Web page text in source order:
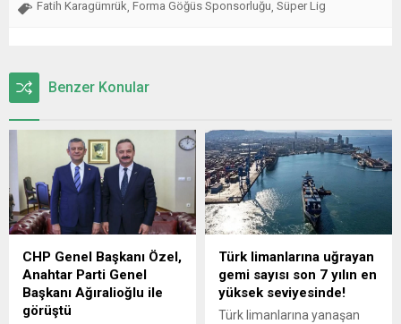
Fatih Karagümrük Forma Göğüs Sponsorluğu Süper Lig
Benzer Konular
CHP Genel Başkanı Özel,
Anahtar Parti Genel
Başkanı Ağıralioğlu ile
görüştü
Türk limanlarına uğrayan
gemi sayısı son 7 yılın en
yüksek seviyesinde!
Türk limanlarına yanaşan